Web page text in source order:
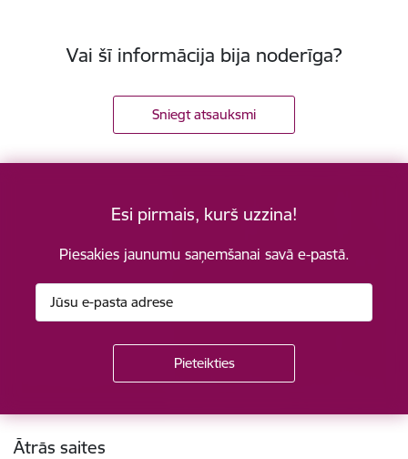
Vai šī informācija bija noderīga?
Sniegt atsauksmi
Esi pirmais, kurš uzzina!
Piesakies jaunumu saņemšanai savā e-pastā.
Kājene
Ātrās saites